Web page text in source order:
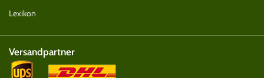
Lexikon
Versandpartner